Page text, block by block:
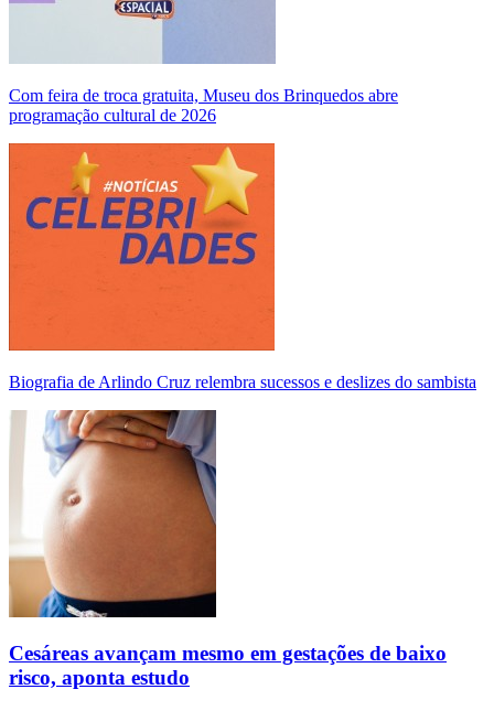
Com feira de troca gratuita, Museu dos Brinquedos abre
programação cultural de 2026
Biografia de Arlindo Cruz relembra sucessos e deslizes do sambista
Cesáreas avançam mesmo em gestações de baixo
risco, aponta estudo